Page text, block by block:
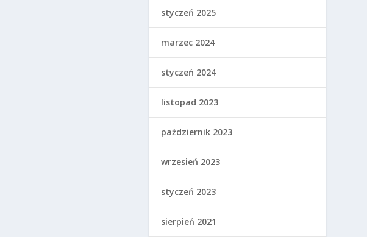
styczeń 2025
marzec 2024
styczeń 2024
listopad 2023
październik 2023
wrzesień 2023
styczeń 2023
sierpień 2021